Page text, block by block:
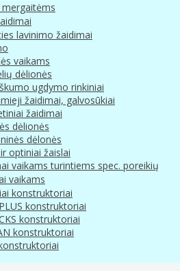
mergaitėms
lavinimo žaidimai
vaikams
dėlionės
ugdymo rinkiniai
žaidimai, galvosūkiai
žaidimai
dėlionės
dėlonės
optiniai žaislai
vaikams turintiems spec. poreikių
vaikams
konstruktoriai
konstruktoriai
konstruktoriai
konstruktoriai